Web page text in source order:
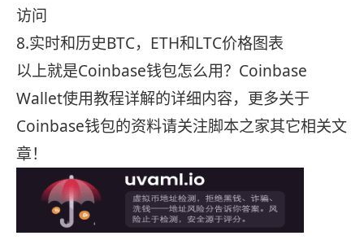
访问
8.实时和历史BTC，ETH和LTC价格图表
以上就是Coinbase钱包怎么用？Coinbase
Wallet使用教程详解的详细内容，更多关于
Coinbase钱包的资料请关注脚本之家其它相关文
章！